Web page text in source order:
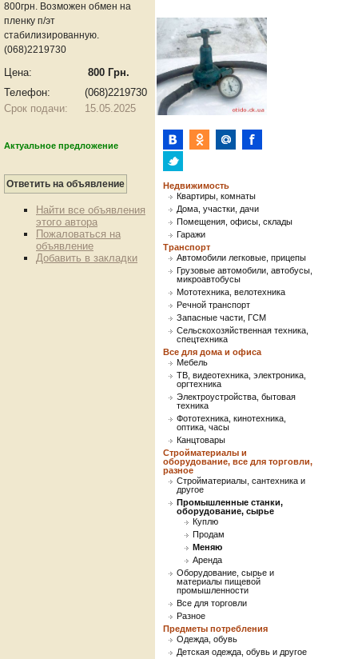
800грн. Возможен обмен на
пленку п/эт
стабилизированную.
(068)2219730
Цена:
800 Грн.
Телефон:
(068)2219730
Срок подачи:
15.05.2025
Актуальное предложение
Найти все объявления
этого автора
Пожаловаться на
объявление
Добавить в закладки
Недвижимость
Квартиры, комнаты
Дома, участки, дачи
Помещения, офисы, склады
Гаражи
Транспорт
Автомобили легковые, прицепы
Грузовые автомобили, автобусы,
микроавтобусы
Мототехника, велотехника
Речной транспорт
Запасные части, ГСМ
Сельскохозяйственная техника,
спецтехника
Все для дома и офиса
Мебель
ТВ, видеотехника, электроника,
оргтехника
Электроустройства, бытовая
техника
Фототехника, кинотехника,
оптика, часы
Канцтовары
Стройматериалы и
оборудование, все для торговли,
разное
Стройматериалы, сантехника и
другое
Промышленные станки,
оборудование, сырье
Куплю
Продам
Меняю
Аренда
Оборудование, сырье и
материалы пищевой
промышленности
Все для торговли
Разное
Предметы потребления
Одежда, обувь
Детская одежда, обувь и другое